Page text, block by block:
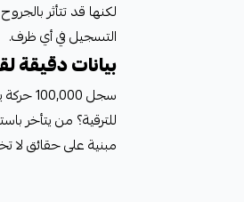
التسجيل في أي ظرف.
بيانات دقيقة
سجل
للترقية؟ من يتأخر
مبنية على حقائق لا